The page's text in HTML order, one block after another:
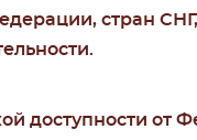
стран
доступности от